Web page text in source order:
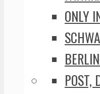
ONLY
POST,